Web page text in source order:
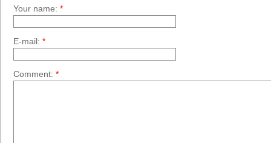
Your name: *
E-mail: *
Comment: *